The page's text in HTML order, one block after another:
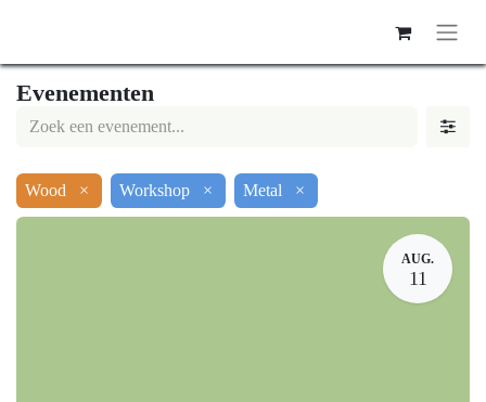
Evenementen
Wood × Workshop × Metal ×
AUG.
11